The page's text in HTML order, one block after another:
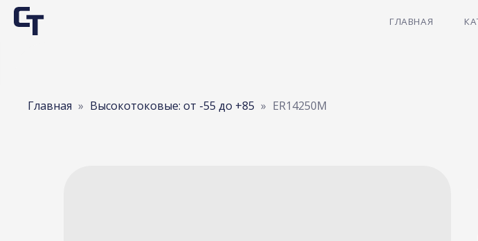
КАТАЛОГ
Главная Высокотоковые: от -55 до +85 ER14250M